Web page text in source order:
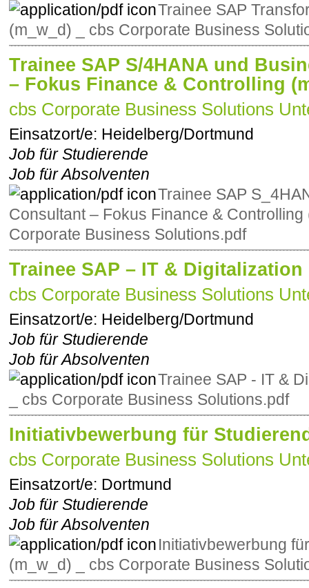
Trainee SAP
(m_w_d) _ cbs Corporate Business
Trainee SAP S/4HANA und
– Fokus Finance & Controlling
cbs Corporate Business Solutions
Einsatzort/e: Heidelberg/Dortmund
Job für Studierende
Job für Absolventen
Trainee SAP
Consultant – Fokus Finance &
Corporate Business Solutions.pdf
Trainee SAP – IT & Digitalization
cbs Corporate Business Solutions
Einsatzort/e: Heidelberg/Dortmund
Job für Studierende
Job für Absolventen
Trainee SAP - IT &
_ cbs Corporate Business Solutions.pdf
Initiativbewerbung für
cbs Corporate Business Solutions
Einsatzort/e: Dortmund
Job für Studierende
Job für Absolventen
Initiativbewerbung
(m_w_d) _ cbs Corporate Business